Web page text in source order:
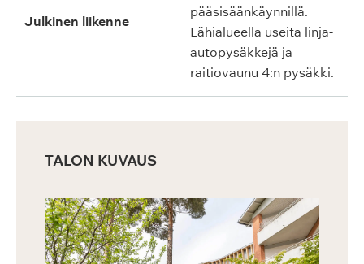
Julkinen liikenne
pääsisäänkäynnillä.
Lähialueella useita linja-
autopysäkkejä ja
raitiovaunu 4:n pysäkki.
TALON KUVAUS